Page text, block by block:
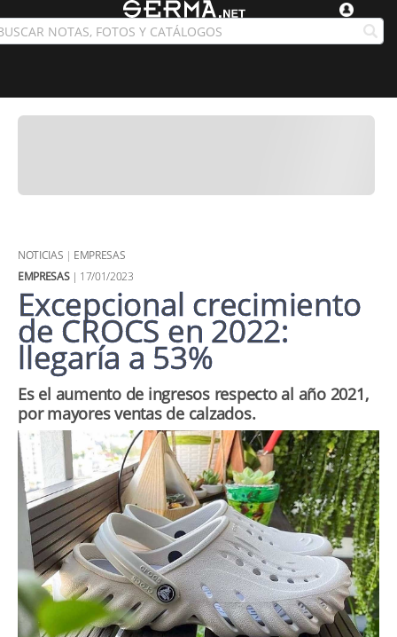
NOTICIAS | EMPRESAS
EMPRESAS| 17/01/2023
Excepcional crecimiento
de CROCS en 2022:
llegaría a 53%
Es el aumento de ingresos respecto al año 2021,
por mayores ventas de calzados.